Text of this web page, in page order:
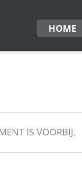
HOME
IS VOORBIJ.